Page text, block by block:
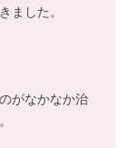
ました。
がなかなか治